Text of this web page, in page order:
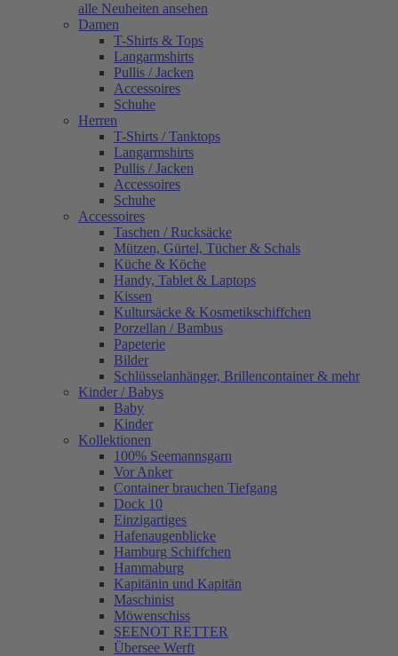
alle Neuheiten ansehen
Damen
T-Shirts & Tops
Langarmshirts
Pullis / Jacken
Accessoires
Schuhe
Herren
T-Shirts / Tanktops
Langarmshirts
Pullis / Jacken
Accessoires
Schuhe
Accessoires
Taschen / Rucksäcke
Mützen, Gürtel, Tücher & Schals
Küche & Köche
Handy, Tablet & Laptops
Kissen
Kultursäcke & Kosmetikschiffchen
Porzellan / Bambus
Papeterie
Bilder
Schlüsselanhänger, Brillencontainer & mehr
Kinder / Babys
Baby
Kinder
Kollektionen
100% Seemannsgarn
Vor Anker
Container brauchen Tiefgang
Dock 10
Einzigartiges
Hafenaugen­blicke
Hamburg Schiffchen
Hammaburg
Kapitänin und Kapitän
Maschinist
Möwenschiss
SEENOT RETTER
Übersee Werft